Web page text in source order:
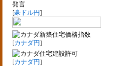
発言
[豪ドル円]
新築住宅価格指数
[カナダ円]
住宅建設許可
[カナダ円]